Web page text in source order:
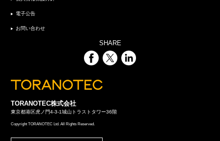
電子公告
お問い合わせ
SHARE
TORANOTEC株式会社
東京都港区虎ノ門4-3-1城山トラストタワー36階
Copyright TORANOTEC Ltd. All Rights Reserved.